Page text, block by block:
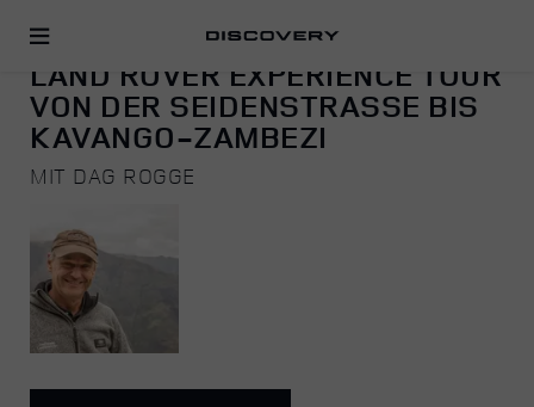
ADVENTURE
LAND ROVER EXPERIENCE TOUR
VON DER SEIDENSTRASSE BIS K
AVANGO-ZAMBEZI
MIT DAG ROGGE